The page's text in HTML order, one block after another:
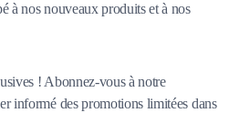
à nos nouveaux produits et à nos
! Abonnez-vous à notre
informé des promotions limitées dans